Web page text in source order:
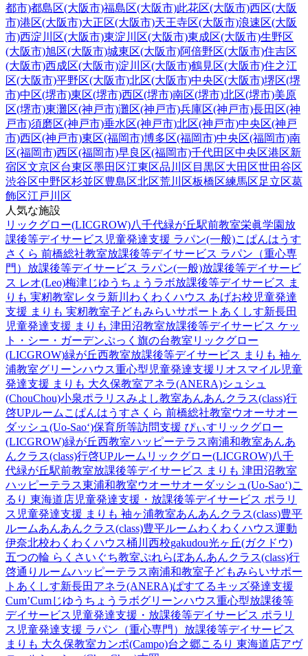
都市)都島区(大阪市)福島区(大阪市)此花区(大阪市)西区(大阪
市)港区(大阪市)大正区(大阪市)天王寺区(大阪市)浪速区(大阪
市)西淀川区(大阪市)東淀川区(大阪市)東成区(大阪市)生野区
(大阪市)旭区(大阪市)城東区(大阪市)阿倍野区(大阪市)住吉区
(大阪市)西成区(大阪市)淀川区(大阪市)鶴見区(大阪市)住之江
区(大阪市)平野区(大阪市)北区(大阪市)中央区(大阪市)堺区(堺
市)中区(堺市)東区(堺市)西区(堺市)南区(堺市)北区(堺市)美原
区(堺市)東灘区(神戸市)灘区(神戸市)兵庫区(神戸市)長田区(神
戸市)須磨区(神戸市)垂水区(神戸市)北区(神戸市)中央区(神戸
市)西区(神戸市)東区(福岡市)博多区(福岡市)中央区(福岡市)南
区(福岡市)西区(福岡市)早良区(福岡市)千代田区中央区港区新
宿区文京区台東区墨田区江東区品川区 目黒区大田区世田谷区
渋谷区中野区杉並区豊島区北区荒川区板橋区練馬区足立区葛
飾区江戸川区
人気な施設
リックグロー(LICGROW)八千代緑が丘駅前教室栄眞学園放
課後等デイサービス 児童発達支援 ラパン(一般)こぱんはうす
さくら 前橋総社教室放課後等デイサービス ラパン（重心専
門） 放課後等デイサービス ラパン(一般)放課後等デイサービ
ス レオ(Leo)梅津じゆうちょうラボ放課後等デイサービス ま
りも 実籾教室レタラ新川 わくわくハウス あげお校 児童発達
支援 まりも 実籾教室子どもみらいサポートあくしす新長田
児童発達支援 まりも 津田沼教室放課後等デイサービス ケッ
ト・シー・ガーデンぷっく旗の台教室 リックグロー
(LICGROW)緑が丘西教室放課後等デイサービス まりも 袖ヶ
浦教室グリーンハウス重心型児童発達支援 リオスマイル児童
発達支援 まりも 大久保教室アネラ(ANERA)シュシュ
(ChouChou)小泉ポラリスみよし教室あんあんクラス(class)行
啓UPルーム こぱんはうすさくら 前橋総社教室ウオーサオー
ダッシュ(Uo-Sao‘)保育所等訪問支援 ぴぃす リックグロー
(LICGROW)緑が丘西教室ハッピーテラス南浦和教室あんあ
んクラス(class)行啓UPルーム リックグロー(LICGROW)八千
代緑が丘駅前教室放課後等デイサービス まりも 津田沼教室
ハッピーテラス東浦和教室ウオーサオーダッシュ(Uo-Sao‘)こ
るり 東海道店児童発達支援・放課後等デイサービス ポラリ
ス 児童発達支援 まりも 袖ヶ浦教室あんあんクラス(class)豊平
ルームあんあんクラス(class)豊平ルームわくわくハウス運動
伊奈北校わくわくハウス桶川西校gakudou光ヶ丘(ガクドウ)
五つの輪 らくさいぐち教室ぷれらぼあんあんクラス(class)行
啓通りルームハッピーテラス南浦和教室子どもみらいサポー
トあくしす新長田 アネラ(ANERA)ぱすてるキッズ発達支援
Cum’Cumじゆうちょうラボグリーンハウス重心型放課後等
デイサービス 児童発達支援・放課後等デイサービス ポラリ
ス 児童発達支援 ラパン（重心専門） 放課後等デイサービス
まりも 大久保教室カンポ(Campo)台之郷こるり 東海道店アヴ